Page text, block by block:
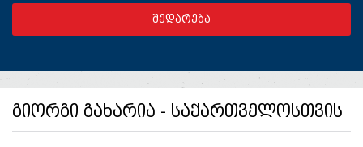
გიორგი გახარია - საქართველოსთვის